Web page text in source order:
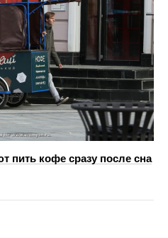
пить кофе сразу после сна